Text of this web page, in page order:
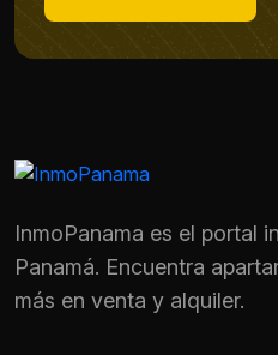
InmoPanama es el portal
Panamá. Encuentra
más en venta y alquiler.